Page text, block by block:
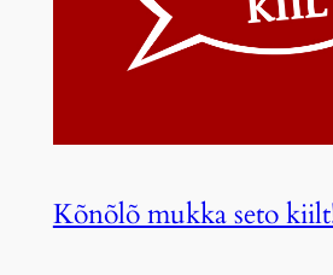
Kõnõlõ mukka seto